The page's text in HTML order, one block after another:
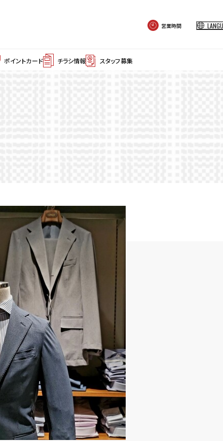
営業時間
ポイントカード チラシ情報 スタッフ募集